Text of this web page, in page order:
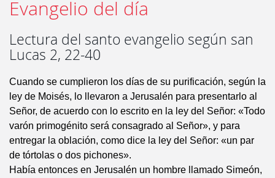
Evangelio del día
Lectura del santo evangelio según san
Lucas 2, 22-40
Cuando se cumplieron los días de su purificación, según la
ley de Moisés, lo llevaron a Jerusalén para presentarlo al
Señor, de acuerdo con lo escrito en la ley del Señor: «Todo
varón primogénito será consagrado al Señor», y para
entregar la oblación, como dice la ley del Señor: «un par
de tórtolas o dos pichones».
Había entonces en Jerusalén un hombre llamado Simeón,